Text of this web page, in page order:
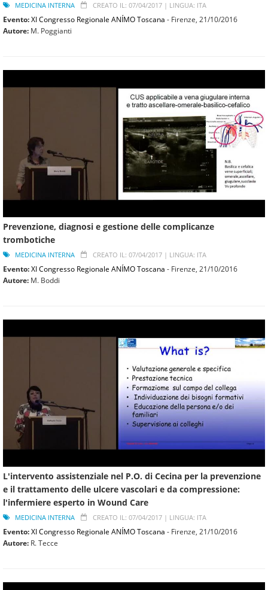
MEDICINA INTERNA CREATO IL: 07/04/2017 | LINGUA: ITA
Evento:XI Congresso Regionale ANÍMO Toscana - Firenze, 21/10/2016
Autore: M. Poggianti
Prevenzione, diagnosi e gestione delle complicanze
trombotiche
MEDICINA INTERNA CREATO IL: 07/04/2017 | LINGUA: ITA
Evento:XI Congresso Regionale ANÍMO Toscana - Firenze, 21/10/2016
Autore: M. Boddi
L'intervento assistenziale nel P.O. di Cecina per la prevenzione
e il trattamento delle ulcere vascolari e da compressione:
l'infermiere esperto in Wound Care
MEDICINA INTERNA CREATO IL: 07/04/2017 | LINGUA: ITA
Evento:XI Congresso Regionale ANÍMO Toscana - Firenze, 21/10/2016
Autore: R. Tecce